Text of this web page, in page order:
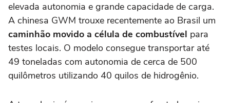
elevada autonomia e grande capacidade de carga.
A chinesa GWM trouxe recentemente ao Brasil um
caminhão movido a célula de combustível para
testes locais. O modelo consegue transportar até
49 toneladas com autonomia de cerca de 500
quilômetros utilizando 40 quilos de hidrogênio.